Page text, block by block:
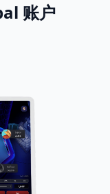
账户